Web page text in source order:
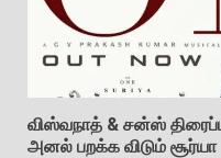
விஸ்வநாத் & சன்ஸ்
அனல் பறக்க விடும் சூர்யா